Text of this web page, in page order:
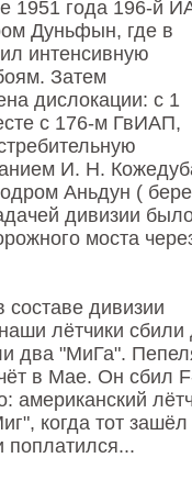
1951 года 196-й
Дуньфын, где в
интенсивную
Затем
дислокации: с 1
с 176-м ГвИАП,
И. Н.
Аньдун (
дивизии
моста
дивизии
лётчики сбили
два "МиГа".
в Мае. Он сбил
американский
когда тот зашёл
поплатился...